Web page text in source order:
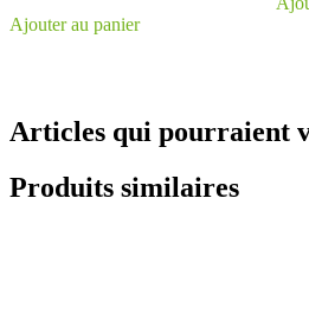
Ajouter au panier
Articles qui pourraient
Produits similaires